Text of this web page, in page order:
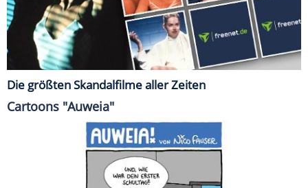
Die größten Skandalfilme aller Zeiten
Cartoons "Auweia"